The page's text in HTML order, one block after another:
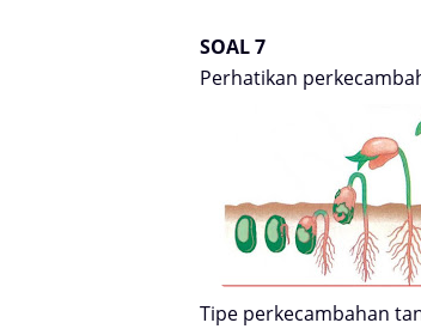
SOAL 7
Perhatikan
Tipe perkecambahan